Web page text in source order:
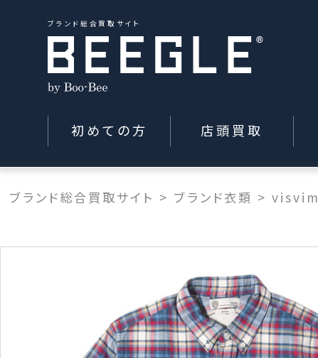
ブランド総合買取サイト
初めての方 店頭買取
ブランド総合買取サイト > ブランド衣類 >visvim